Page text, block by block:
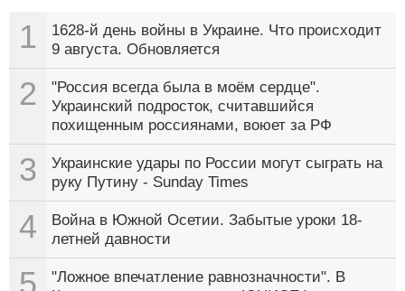
1
1628-й день войны в Украине. Что происходит
9 августа. Обновляется
2
"Россия всегда была в моём сердце".
Украинский подросток, считавшийся
похищенным россиянами, воюет за РФ
3
Украинские удары по России могут сыграть на
руку Путину - Sunday Times
4
Война в Южной Осетии. Забытые уроки 18-
летней давности
5
"Ложное впечатление равнозначности". В